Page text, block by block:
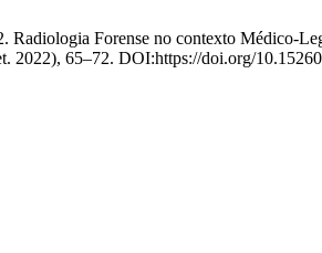
Forense no contexto Médico-
2022), 65–72. DOI:https://doi.org/